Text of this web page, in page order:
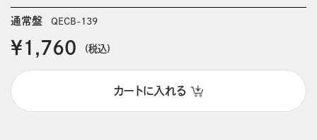
通常盤 QECB-139
￥1,760 (税込)
カートに入れる